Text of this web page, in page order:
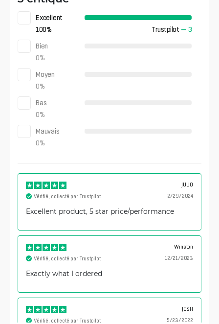
Excellent
100% Trustpilot — 3
Bien
0%
Moyen
0%
Bas
0%
Mauvais
0%
JULIO
2/29/2024
Vérifié, collecté par Trustpilot
Excellent product, 5 star price/performance
Winston
12/21/2023
Vérifié, collecté par Trustpilot
Exactly what I ordered
JOSH
5/23/2022
Vérifié, collecté par Trustpilot